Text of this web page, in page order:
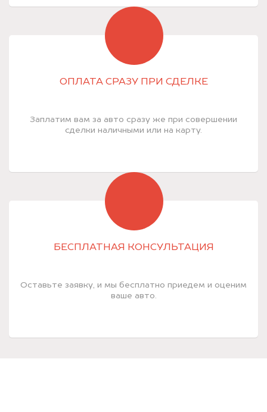
ОПЛАТА СРАЗУ ПРИ СДЕЛКЕ
Заплатим вам за авто сразу же при совершении
сделки наличными или на карту.
БЕСПЛАТНАЯ КОНСУЛЬТАЦИЯ
Оставьте заявку, и мы бесплатно приедем и оценим
ваше авто.